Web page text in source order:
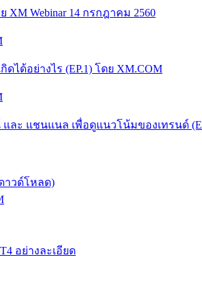
XM Webinar 14 กรกฎาคม 2560
ได้อย่างไร (EP.1) โดย XM.COM
ละ แชนแนล เพื่อดูแนวโน้มของเทรนด์
าวด์โหลด)
อย่างละเอียด